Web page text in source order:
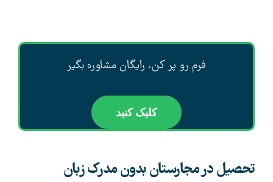
فرم رو پر کن، رایگان مشاوره بگیر
کلیک کنید
تحصیل در مجارستان بدون مدرک زبان